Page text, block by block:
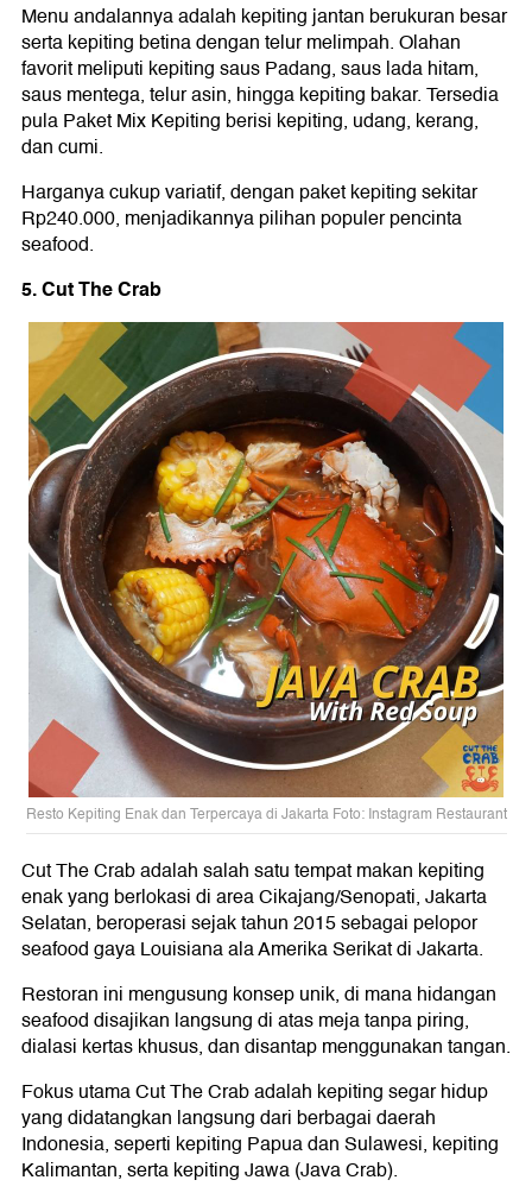
Menu andalannya adalah kepiting jantan berukuran besar
serta kepiting betina dengan telur melimpah. Olahan
favorit meliputi kepiting saus Padang, saus lada hitam,
saus mentega, telur asin, hingga kepiting bakar. Tersedia
pula Paket Mix Kepiting berisi kepiting, udang, kerang,
dan cumi.
Harganya cukup variatif, dengan paket kepiting sekitar
Rp240.000, menjadikannya pilihan populer pencinta
seafood.
5. Cut The Crab
Resto Kepiting Enak dan Terpercaya di Jakarta Foto: Instagram Restaurant
Cut The Crab adalah salah satu tempat makan kepiting
enak yang berlokasi di area Cikajang/Senopati, Jakarta
Selatan, beroperasi sejak tahun 2015 sebagai pelopor
seafood gaya Louisiana ala Amerika Serikat di Jakarta.
Restoran ini mengusung konsep unik, di mana hidangan
seafood disajikan langsung di atas meja tanpa piring,
dialasi kertas khusus, dan disantap menggunakan tangan.
Fokus utama Cut The Crab adalah kepiting segar hidup
yang didatangkan langsung dari berbagai daerah
Indonesia, seperti kepiting Papua dan Sulawesi, kepiting
Kalimantan, serta kepiting Jawa (Java Crab).